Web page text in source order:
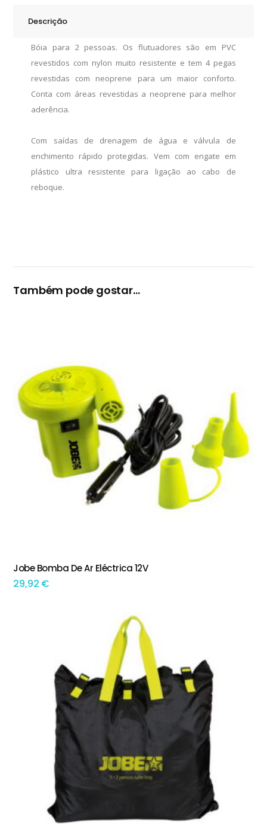
Descrição
Bóia para 2 pessoas. Os flutuadores são em PVC
revestidos com nylon muito resistente e tem 4 pegas
revestidas com neoprene para um maior conforto.
Conta com áreas revestidas a neoprene para melhor
aderência.
Com saídas de drenagem de água e válvula de
enchimento rápido protegidas. Vem com engate em
plástico ultra resistente para ligação ao cabo de
reboque.
Também pode gostar…
ADICIONAR
Jobe Bomba De Ar Eléctrica 12V
29,92 €